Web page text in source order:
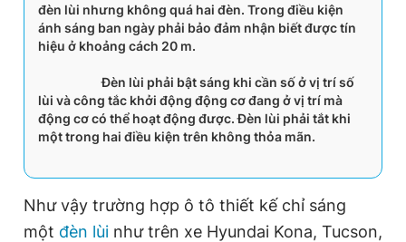
đèn lùi nhưng không quá hai đèn. Trong điều kiện
ánh sáng ban ngày phải bảo đảm nhận biết được tín
hiệu ở khoảng cách 20 m.
Đèn lùi phải bật sáng khi cần số ở vị trí số
lùi và công tắc khởi động động cơ đang ở vị trí mà
động cơ có thể hoạt động được. Đèn lùi phải tắt khi
một trong hai điều kiện trên không thỏa mãn.
Như vậy trường hợp ô tô thiết kế chỉ sáng
một đèn lùi như trên xe Hyundai Kona, Tucson,